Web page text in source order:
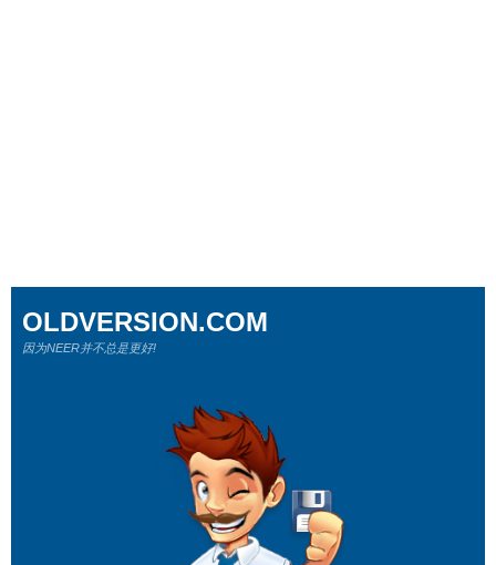
OLDVERSION.COM
因为NEER并不总是更好!